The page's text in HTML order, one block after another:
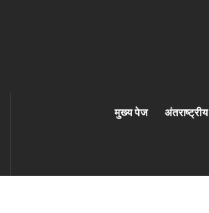
मुख्य पेज अंतराष्ट्रीय